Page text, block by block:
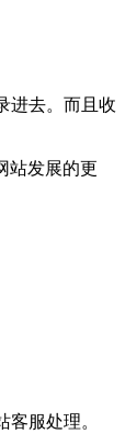
进去。而且收
站发展的更
服处理。